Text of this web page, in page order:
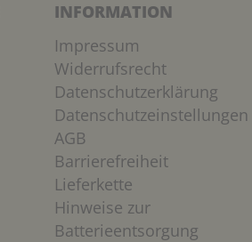
INFORMATION
Impressum
Widerrufsrecht
Datenschutzerklärung
Datenschutzeinstellungen
AGB
Barrierefreiheit
Lieferkette
Hinweise zur
Batterieentsorgung